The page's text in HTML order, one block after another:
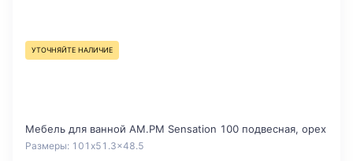
УТОЧНЯЙТЕ НАЛИЧИЕ
Мебель для ванной AM.PM Sensation 100 подвесная, орех
Размеры: 101x51.3x48.5